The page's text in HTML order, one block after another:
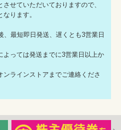
せていただいておりますので、
なります。
、最短即日発送、遅くとも3営業日
っては発送までに3営業日以上か
ラインストアまでご連絡くださ